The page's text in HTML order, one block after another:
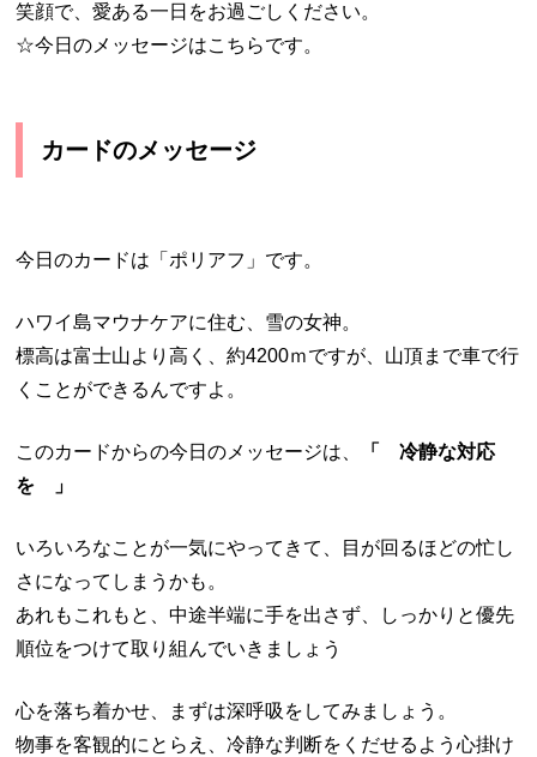
笑顔で、愛ある一日をお過ごしください。
☆今日のメッセージはこちらです。
カードのメッセージ
今日のカードは「ポリアフ」です。
ハワイ島マウナケアに住む、雪の女神。
標高は富士山より高く、約4200ｍですが、山頂まで車で行
くことができるんですよ。
このカードからの今日のメッセージは、
「 冷静な対応
を 」
いろいろなことが一気にやってきて、目が回るほどの忙し
さになってしまうかも。
あれもこれもと、中途半端に手を出さず、しっかりと優先
順位をつけて取り組んでいきましょう
心を落ち着かせ、まずは深呼吸をしてみましょう。
物事を客観的にとらえ、冷静な判断をくだせるよう心掛け